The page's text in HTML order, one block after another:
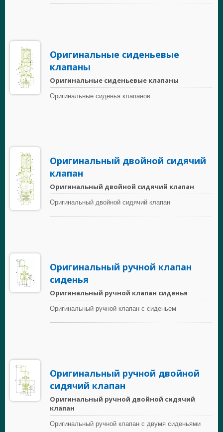
Оригинальные сиденьевые
клапаны
Оригинальные сиденьевые клапаны
Оригинальные сиденья клапанов
Оригинальный двойной сидячий
клапан
Оригинальный двойной сидячий клапан
Оригинальный двойной сидячий клапан
Оригинальный ручной клапан
сиденья
Оригинальный ручной клапан сиденья
Оригинальный ручной клапан с сиденьем
Оригинальный ручной двойной
сидячий клапан
Оригинальный ручной двойной сидячий
клапан
Оригинальный ручной клапан с двумя сиденьями